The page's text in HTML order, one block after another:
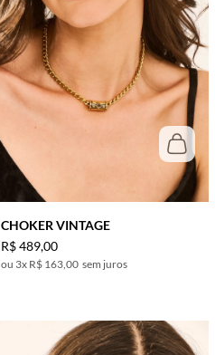
CHOKER VINTAGE
R$489,00
3x R$ 163,00 sem juros